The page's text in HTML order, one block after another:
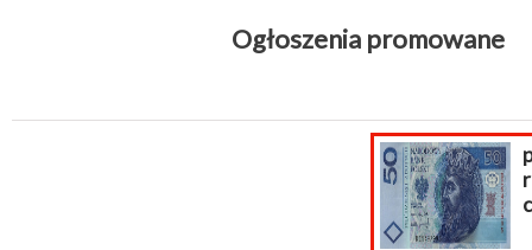
Ogłoszenia promowane
poszukiwani
respondenci z
całej Polski!